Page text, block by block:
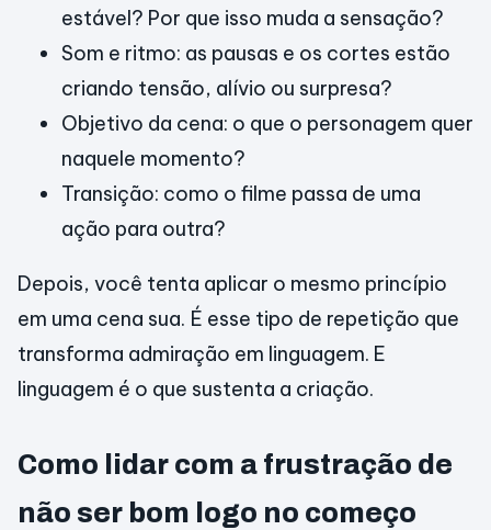
estável? Por que isso muda a sensação?
Som e ritmo: as pausas e os cortes estão
criando tensão, alívio ou surpresa?
Objetivo da cena: o que o personagem quer
naquele momento?
Transição: como o filme passa de uma
ação para outra?
Depois, você tenta aplicar o mesmo princípio
em uma cena sua. É esse tipo de repetição que
transforma admiração em linguagem. E
linguagem é o que sustenta a criação.
Como lidar com a frustração de
não ser bom logo no começo